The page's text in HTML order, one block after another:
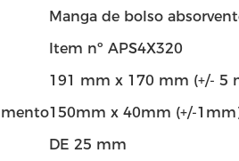
Manga de bolso
Item nº APS4X320
191 mm x 170 mm (+/- 5
150mm x 40mm (+/-
DE 25 mm